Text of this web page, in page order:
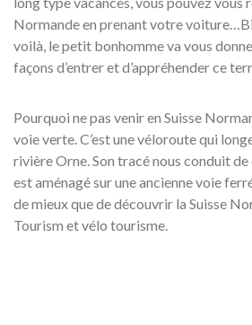
Normande en prenant votre
voilà, le petit bonhomme va vous
façons d’entrer et d’appréhender ce
Pourquoi ne pas venir en Suisse
voie verte. C’est une véloroute qui
rivière Orne. Son tracé nous conduit
est aménagé sur une ancienne voie
de mieux que de découvrir la Suisse
Tourism et vélo tourisme.